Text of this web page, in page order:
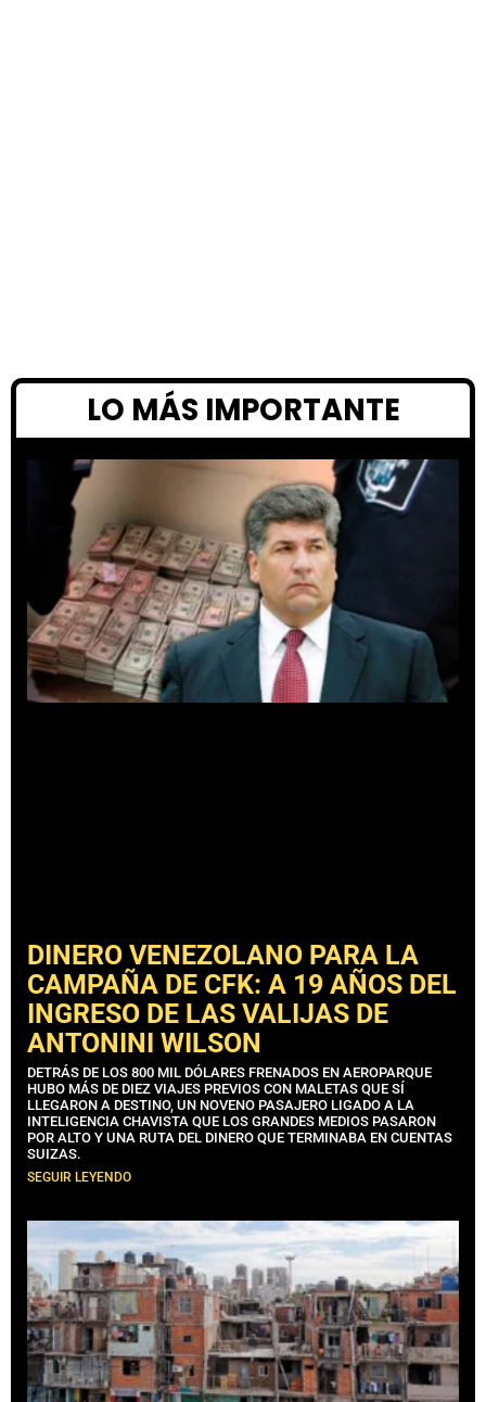
LO MÁS IMPORTANTE
DINERO VENEZOLANO PARA LA
CAMPAÑA DE CFK: A 19 AÑOS DEL
INGRESO DE LAS VALIJAS DE
ANTONINI WILSON
DETRÁS DE LOS 800 MIL DÓLARES FRENADOS EN AEROPARQUE
HUBO MÁS DE DIEZ VIAJES PREVIOS CON MALETAS QUE SÍ
LLEGARON A DESTINO, UN NOVENO PASAJERO LIGADO A LA
INTELIGENCIA CHAVISTA QUE LOS GRANDES MEDIOS PASARON
POR ALTO Y UNA RUTA DEL DINERO QUE TERMINABA EN CUENTAS
SUIZAS.
SEGUIR LEYENDO